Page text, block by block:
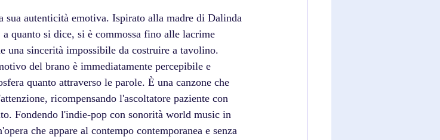
autenticità emotiva. Ispirato alla madre di Dalinda
quanto si dice, si è commossa fino alle lacrime
sincerità impossibile da costruire a tavolino.
del brano è immediatamente percepibile e
quanto attraverso le parole. È una canzone che
ricompensando l'ascoltatore paziente con
Fondendo l'indie-pop con sonorità world music in
che appare al contempo contemporanea e senza